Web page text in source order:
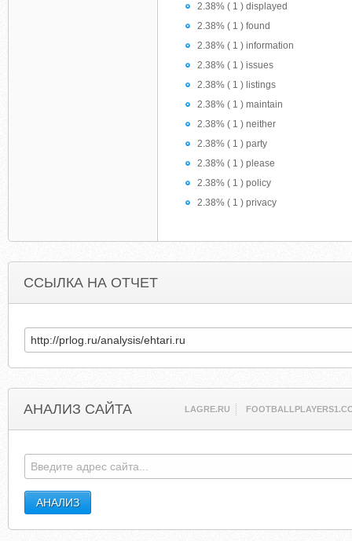
2.38% ( 1 ) displayed
2.38% ( 1 ) found
2.38% ( 1 ) information
2.38% ( 1 ) issues
2.38% ( 1 ) listings
2.38% ( 1 ) maintain
2.38% ( 1 ) neither
2.38% ( 1 ) party
2.38% ( 1 ) please
2.38% ( 1 ) policy
2.38% ( 1 ) privacy
ССЫЛКА НА ОТЧЕТ
АНАЛИЗ САЙТА LAGRE.RU